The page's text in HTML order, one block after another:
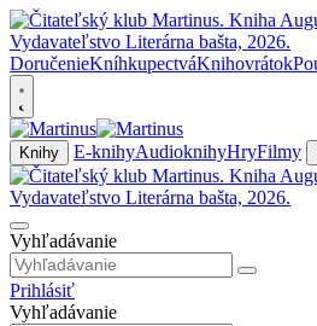
DoručenieKníhkupectváKnihovrátok
Knihy E-knihyAudioknihyHryFilmy
Vyhľadávanie
Prihlásiť
Vyhľadávanie